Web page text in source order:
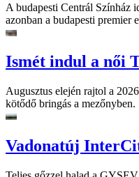
A budapesti Centrál Színház
azonban a budapesti premier
Ismét indul a női
Augusztus elején rajtol a
kötődő bringás a mezőnyben.
Vadonatúj